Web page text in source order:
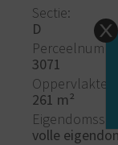
Sectie
D
3071
Oppervlakte
261 m²
volle